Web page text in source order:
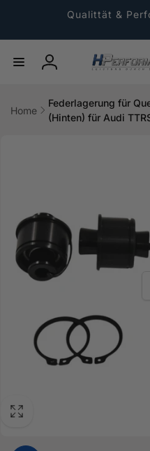
Qualittät &
Einloggen
Home
Federlagerung für
(Hinten) für Audi